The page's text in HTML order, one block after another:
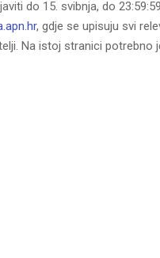
do 15. svibnja, do
, gdje se upisuju svi
Na istoj stranici potrebno